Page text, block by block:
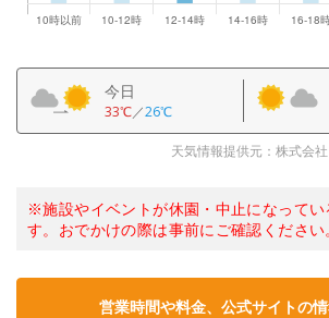
今日
33℃／26℃
天気情報提供元：株式会
※施設やイベントが休園・中止になってい
す。おでかけの際は事前にご確認ください
営業時間や料金、公式サイトの